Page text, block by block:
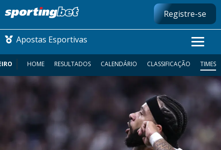
Registre-se
Apostas Esportivas
FUTEBOL INTERNACIONAL
HOME RESULTADOS CALENDÁRIO CLASSIFICAÇÃO TIMES